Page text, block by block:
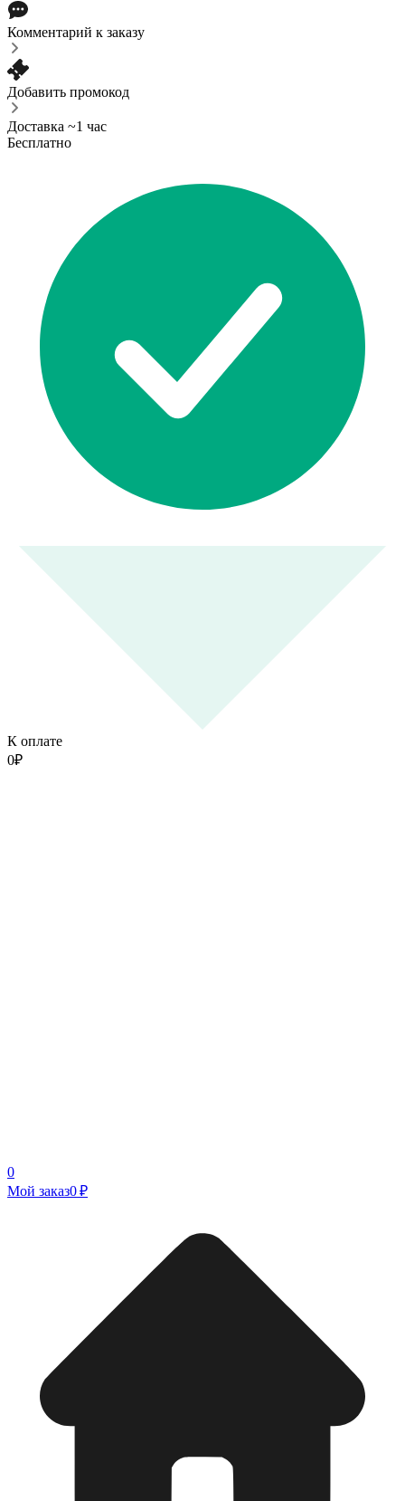
Комментарий к заказу
Добавить промокод
Доставка ~1 час
Бесплатно
К оплате
0₽
0
Мой заказ0 ₽